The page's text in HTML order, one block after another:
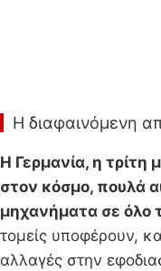
Η διαφαινόμενη
Η Γερμανία, η
στον κόσμο, πουλά
μηχανήματα σε όλο
τομείς υποφέρουν,
αλλαγές στην